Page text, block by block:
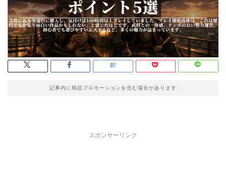
記事内に商品プロモーションを含む場合があります
スポンサーリンク